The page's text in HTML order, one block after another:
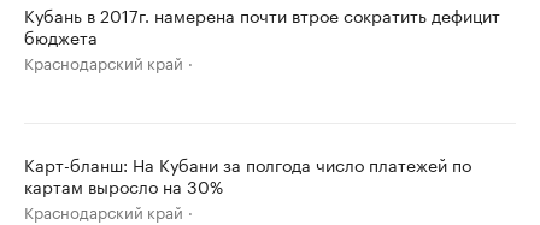
Кубань в 2017г. намерена почти втрое сократить дефицит
бюджета
Краснодарский край
Карт-бланш: На Кубани за полгода число платежей по
картам выросло на 30%
Краснодарский край